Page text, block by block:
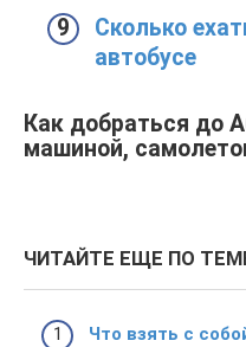
Сколько
автобусе
Как добраться до
машиной,
ЧИТАЙТЕ ЕЩЕ ПО
Что взять с